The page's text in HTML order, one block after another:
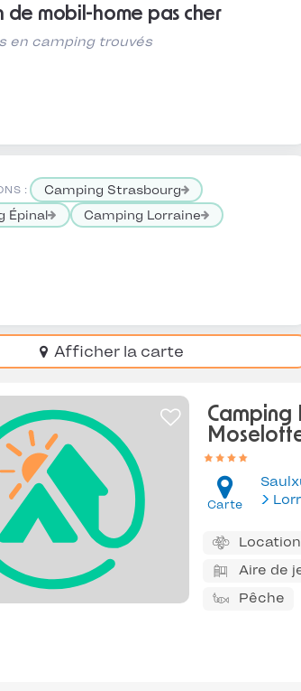
de mobil-home pas cher
en camping trouvés
:
Camping Strasbourg
Épinal
Camping Lorraine
Afficher la carte
Camping
Carte
Aire de
Pêche